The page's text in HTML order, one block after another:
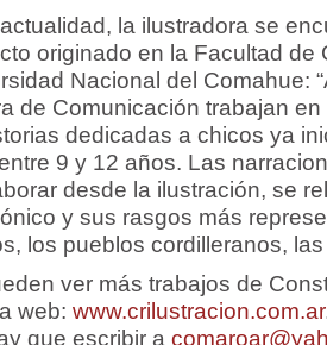
la ilustradora se
originado en la Facultad de
Nacional del Comahue:
de Comunicación trabajan
dedicadas a chicos ya
9 y 12 años. Las
desde la ilustración, se
y sus rasgos más
los pueblos cordilleranos,
ver más trabajos de
web: www.crilustracion.com.ar
que escribir a